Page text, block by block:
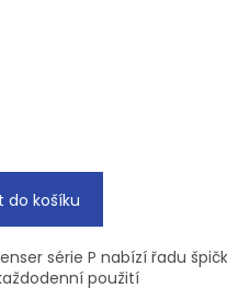
do košíku
série P nabízí řadu
použití